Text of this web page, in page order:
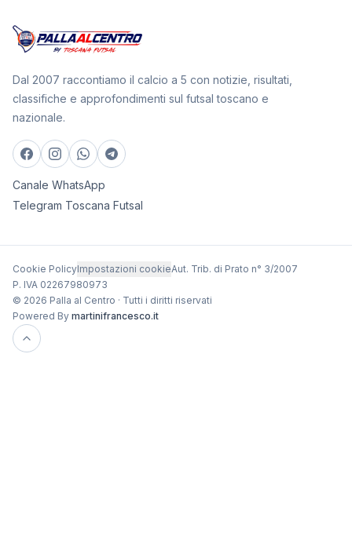
Dal 2007 raccontiamo il calcio a 5 con notizie, risultati,
classifiche e approfondimenti sul futsal toscano e
nazionale.
Canale WhatsApp
Telegram Toscana Futsal
Cookie PolicyImpostazioni cookieAut. Trib. di Prato n° 3/2007
P. IVA 02267980973
© 2026 Palla al Centro · Tutti i diritti riservati
Powered By martinifrancesco.it